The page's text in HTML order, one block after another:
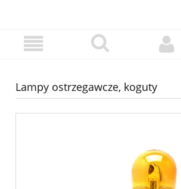
Lampy ostrzegawcze, koguty